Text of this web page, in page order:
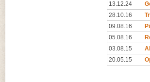
13.12.24
28.10.16
09.08.16
05.08.16
03.08.15
20.05.15